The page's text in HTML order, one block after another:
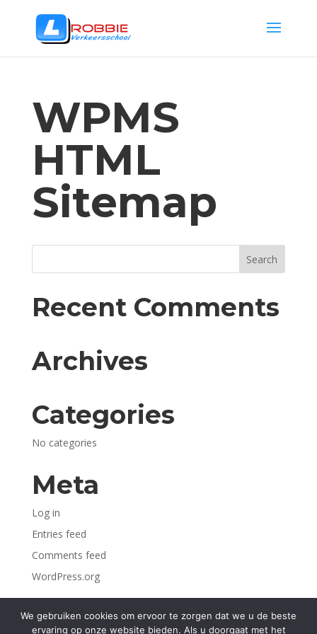
WPMS
HTML
Sitemap
Recent Comments
Archives
Categories
No categories
Meta
Log in
Entries feed
Comments feed
WordPress.org
We gebruiken cookies om ervoor te zorgen dat we u de beste
ervaring op onze website bieden. Als u doorgaat met het